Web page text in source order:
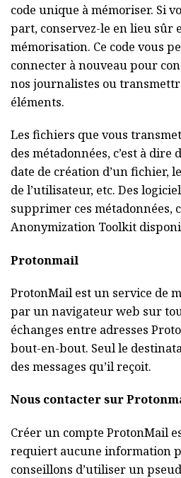
code unique à mémoriser. Si
part, conservez-le en lieu sûr
mémorisation. Ce code vous
connecter à nouveau pour
nos journalistes ou
éléments.
Les fichiers que vous
des métadonnées, c’est à
date de création d’un fichier,
de l’utilisateur, etc. Des
supprimer ces métadonnées,
Anonymization Toolkit
Protonmail
ProtonMail est un service de
par un navigateur web sur
échanges entre adresses
bout-en-bout. Seul le
des messages qu’il reçoit.
Nous contacter sur
Créer un compte ProtonMail
requiert aucune information
conseillons d’utiliser un